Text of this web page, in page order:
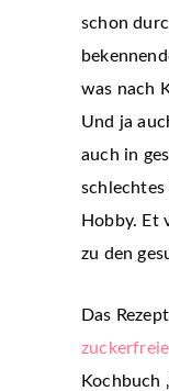
schon
was nach
Und ja
auch in
schlechtes
Hobby. Et
zu den
Das
Kochbuch